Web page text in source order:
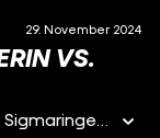
29. November 2024
VS.
Host Philipp ist heute zu Gast beim SV Sigmaringen in Baden-Württemberg.